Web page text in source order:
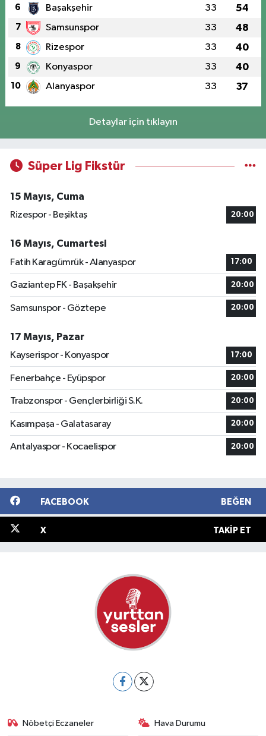
6 Başakşehir 33 54
7 Samsunspor 33 48
8 Rizespor 33 40
9 Konyaspor 33 40
10 Alanyaspor 33 37
Detaylar için tıklayın
Süper Lig Fikstür
15 Mayıs, Cuma
Rizespor - Beşiktaş
20:00
16 Mayıs, Cumartesi
Fatih Karagümrük - Alanyaspor
17:00
Gaziantep FK - Başakşehir 20:00
Samsunspor - Göztepe 20:00
17 Mayıs, Pazar
Kayserispor - Konyaspor
17:00
Fenerbahçe - Eyüpspor 20:00
Trabzonspor - Gençlerbirliği S.K. 20:00
Kasımpaşa - Galatasaray 20:00
Antalyaspor - Kocaelispor 20:00
FACEBOOK BEĞEN
X TAKIP ET
Nöbetçi Eczaneler Hava Durumu